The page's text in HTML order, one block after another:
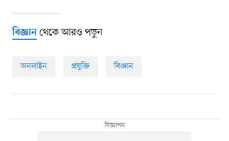
বিজ্ঞানথেকে আরও পড়ুন
অনলাইন প্রযুক্তি বিজ্ঞান